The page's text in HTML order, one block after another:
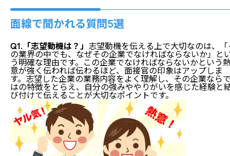
面線で聞かれる質問5選
Q1.「志望動機は？」 志望動機を伝える上で大切なのは、「
の業界の中でも、なぜその企業でなければならないか」と
う明確な理由です。この企業でなければならないかという
意が強く伝われば伝わるほど、面接官の印象はアップしま
す。志望した企業の業務内容をよく理解し、その企業なら
はの特徴をとらえ、自分の強みややりがいを感じた経験と
び付けて伝えることが大切なポイントです。